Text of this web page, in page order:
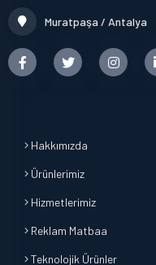
Muratpaşa / Antalya
Hakkımızda
Ürünlerimiz
Hizmetlerimiz
Reklam Matbaa
Teknolojik Ürünler